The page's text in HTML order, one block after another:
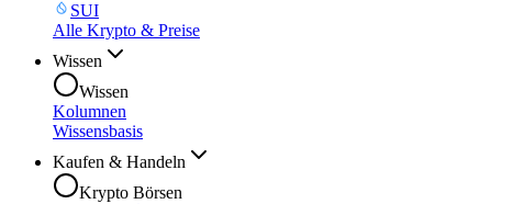
SUI
Alle Krypto & Preise
Wissen
Wissen
Kolumnen
Wissensbasis
Kaufen & Handeln
Krypto Börsen